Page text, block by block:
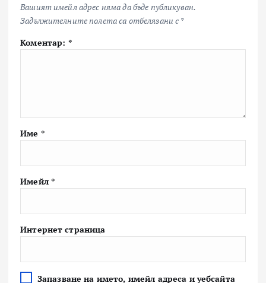
Вашият имейл адрес няма да бъде публикуван.
Задължителните полета са отбелязани с *
Коментар: *
Име *
Имейл *
Интернет страница
Запазване на името, имейл адреса и уебсайта